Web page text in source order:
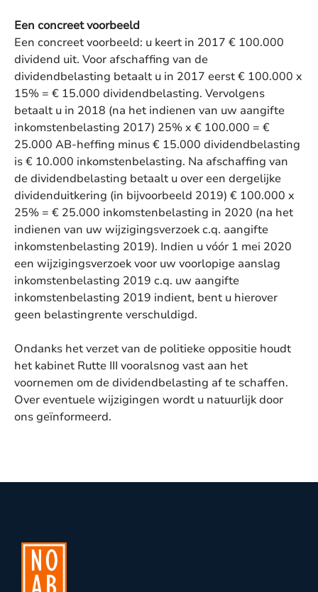
Een concreet voorbeeld
Een concreet voorbeeld: u keert in 2017 € 100.000
dividend uit. Voor afschaffing van de
dividendbelasting betaalt u in 2017 eerst € 100.000 x
15% = € 15.000 dividendbelasting. Vervolgens
betaalt u in 2018 (na het indienen van uw aangifte
inkomstenbelasting 2017) 25% x € 100.000 = €
25.000 AB-heffing minus € 15.000 dividendbelasting
is € 10.000 inkomstenbelasting. Na afschaffing van
de dividendbelasting betaalt u over een dergelijke
dividenduitkering (in bijvoorbeeld 2019) € 100.000 x
25% = € 25.000 inkomstenbelasting in 2020 (na het
indienen van uw wijzigingsverzoek c.q. aangifte
inkomstenbelasting 2019). Indien u vóór 1 mei 2020
een wijzigingsverzoek voor uw voorlopige aanslag
inkomstenbelasting 2019 c.q. uw aangifte
inkomstenbelasting 2019 indient, bent u hierover
geen belastingrente verschuldigd.
Ondanks het verzet van de politieke oppositie houdt
het kabinet Rutte III vooralsnog vast aan het
voornemen om de dividendbelasting af te schaffen.
Over eventuele wijzigingen wordt u natuurlijk door
ons geïnformeerd.